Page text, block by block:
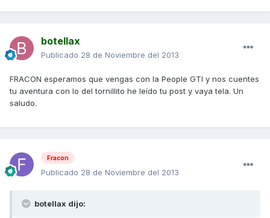
botellax
Publicado 28 de Noviembre del 2013
FRACON esperamos que vengas con la People GTI y nos cuentes
tu aventura con lo del tornillito he leído tu post y vaya tela. Un
saludo.
Fracon
Publicado 28 de Noviembre del 2013
botellax dijo: